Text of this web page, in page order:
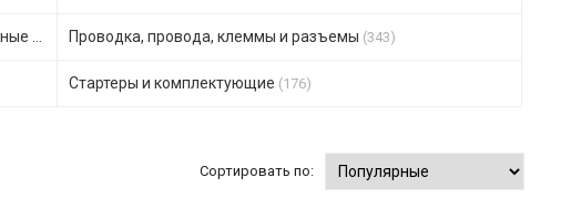
(306) Проводка, провода, клеммы и разъемы (343)
Стартеры и комплектующие (176)
Сортировать по: